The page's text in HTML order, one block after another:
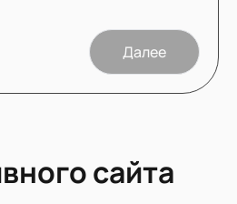
Далее
сайта